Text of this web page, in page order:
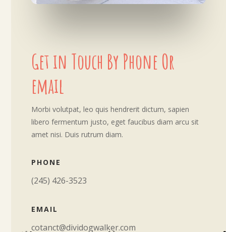
Get in Touch By Phone Or
email
Morbi volutpat, leo quis hendrerit dictum, sapien
libero fermentum justo, eget faucibus diam arcu sit
amet nisi. Duis rutrum diam.
PHONE
(245) 426-3523
EMAIL
cotanct@dividogwalker.com